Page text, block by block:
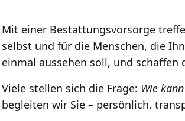
Mit einer Bestattungsvorsorge
selbst und für die Menschen, die
einmal aussehen soll, und
Viele stellen sich die Frage: Wie
begleiten wir Sie – persönlich,